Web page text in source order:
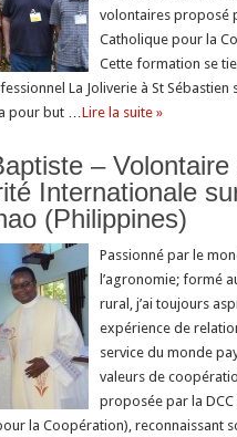
volontaires proposé
Catholique pour la
Cette formation se
La Joliverie à St Sébastien
a pour but …Lire la suite »
– Volontaire
Internationale
(Philippines)
Passionné par le
l’agronomie; formé
rural, j’ai toujours
expérience de
service du monde
valeurs de
proposée par la
la Coopération), reconnaissant